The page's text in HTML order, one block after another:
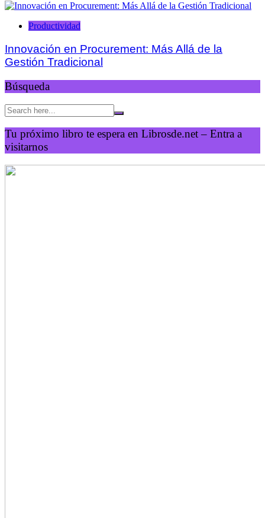
Productividad
Innovación en Procurement: Más Allá de la
Gestión Tradicional
Búsqueda
Tu próximo libro te espera en Librosde.net – Entra a
visitarnos